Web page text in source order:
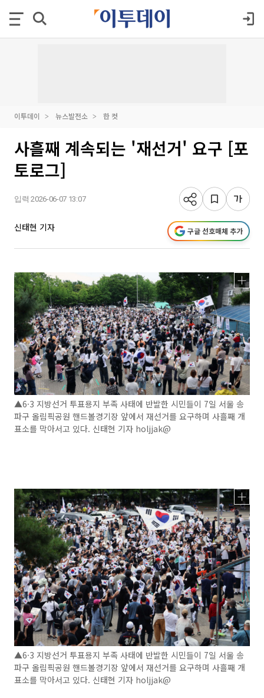
이투데이 뉴스발전소 한 컷
사흘째 계속되는 '재선거' 요구 [포
토로그]
입력 2026-06-07 13:07
신태현 기자 구글 선호매체 추가
▲6·3 지방선거 투표용지 부족 사태에 반발한 시민들이 7일 서울 송
파구 올림픽공원 핸드볼경기장 앞에서 재선거를 요구하며 사흘째 개
표소를 막아서고 있다. 신태현 기자 holjjak@
▲6·3 지방선거 투표용지 부족 사태에 반발한 시민들이 7일 서울 송
파구 올림픽공원 핸드볼경기장 앞에서 재선거를 요구하며 사흘째 개
표소를 막아서고 있다. 신태현 기자 holjjak@